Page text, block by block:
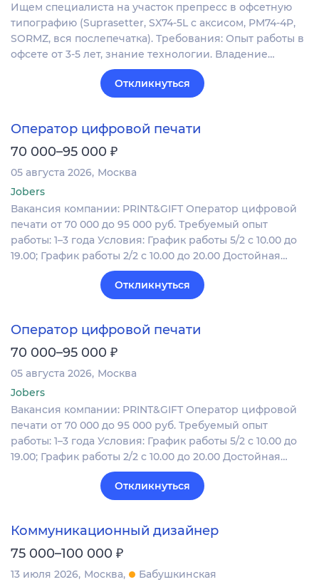
Ищем специалиста на участок препресс в офсетную
типографию (Suprasetter, SX74-5L с аксисом, PM74-4P,
SORMZ, вся послепечатка). Требования: Опыт работы в
офсете от 3-5 лет, знание технологии. Владение…
Откликнуться
Оператор цифровой печати
70 000–95 000 ₽
05 августа 2026 Москва
Jobers
Вакансия компании: PRINT&GIFT Оператор цифровой
печати от 70 000 до 95 000 руб. Требуемый опыт
работы: 1–3 года Условия: График работы 5/2 с 10.00 до
19.00; График работы 2/2 c 10.00 до 20.00 Достойная…
Откликнуться
Оператор цифровой печати
70 000–95 000 ₽
05 августа 2026 Москва
Jobers
Вакансия компании: PRINT&GIFT Оператор цифровой
печати от 70 000 до 95 000 руб. Требуемый опыт
работы: 1–3 года Условия: График работы 5/2 с 10.00 до
19.00; График работы 2/2 c 10.00 до 20.00 Достойная…
Откликнуться
Коммуникационный дизайнер
75 000–100 000 ₽
13 июля 2026 Москва
Бабушкинская